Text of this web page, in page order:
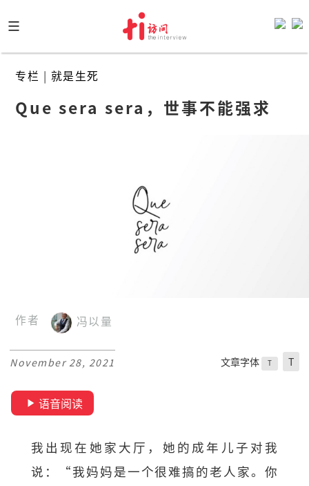
to
content
专栏 | 就是生死
Que sera sera，世事不能强求
作者 冯以量
November 28, 2021 文章字体 T T
语音阅读
我出现在她家大厅，她的成年儿子对我
说：“我妈妈是一个很难搞的老人家。你